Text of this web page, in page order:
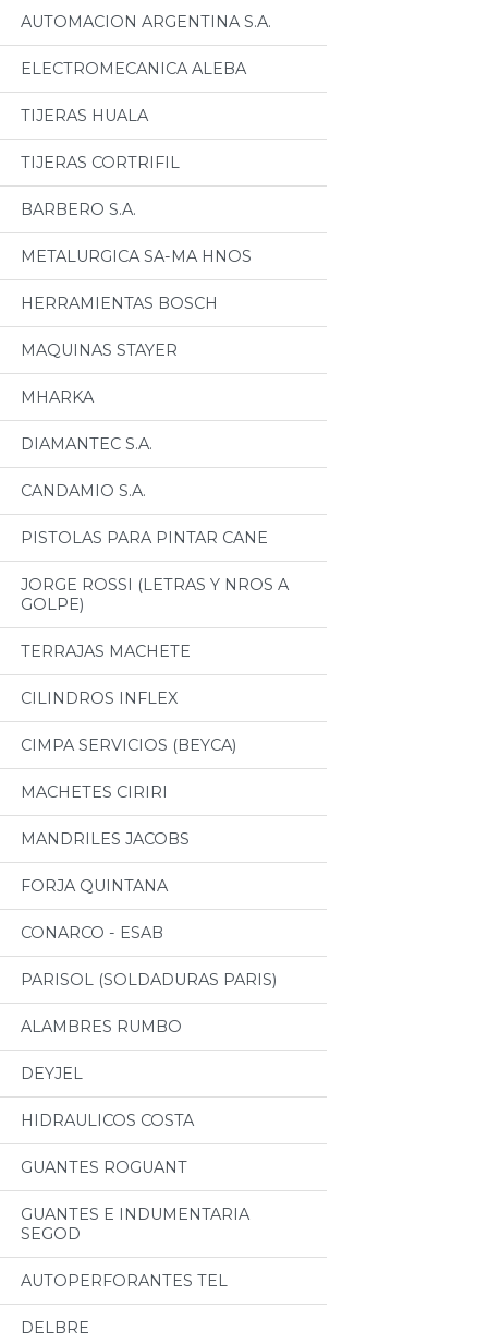
AUTOMACION ARGENTINA S.A.
ELECTROMECANICA ALEBA
TIJERAS HUALA
TIJERAS CORTRIFIL
BARBERO S.A.
METALURGICA SA-MA HNOS
HERRAMIENTAS BOSCH
MAQUINAS STAYER
MHARKA
DIAMANTEC S.A.
CANDAMIO S.A.
PISTOLAS PARA PINTAR CANE
JORGE ROSSI (LETRAS Y NROS A
GOLPE)
TERRAJAS MACHETE
CILINDROS INFLEX
CIMPA SERVICIOS (BEYCA)
MACHETES CIRIRI
MANDRILES JACOBS
FORJA QUINTANA
CONARCO - ESAB
PARISOL (SOLDADURAS PARIS)
ALAMBRES RUMBO
DEYJEL
HIDRAULICOS COSTA
GUANTES ROGUANT
GUANTES E INDUMENTARIA
SEGOD
AUTOPERFORANTES TEL
DELBRE